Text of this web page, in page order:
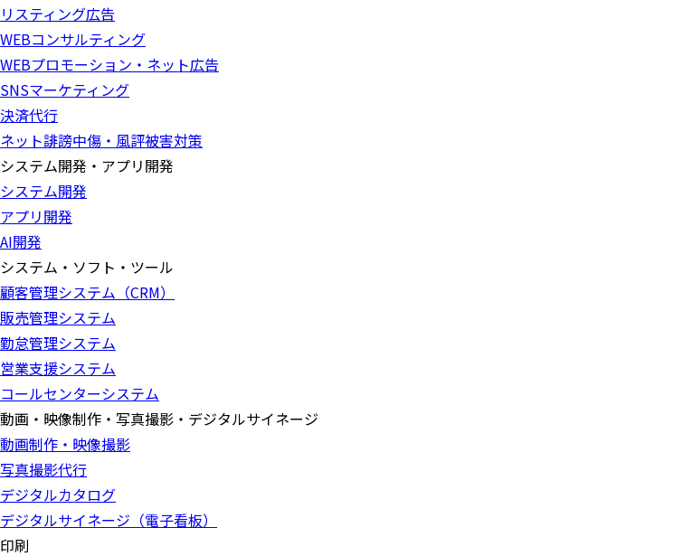
リスティング広告
WEBコンサルティング
WEBプロモーション・ネット広告
SNSマーケティング
決済代行
ネット誹謗中傷・風評被害対策
システム開発・アプリ開発
システム開発
アプリ開発
AI開発
システム・ソフト・ツール
顧客管理システム（CRM）
販売管理システム
勤怠管理システム
営業支援システム
コールセンターシステム
動画・映像制作・写真撮影・デジタルサイネージ
動画制作・映像撮影
写真撮影代行
デジタルカタログ
デジタルサイネージ（電子看板）
印刷